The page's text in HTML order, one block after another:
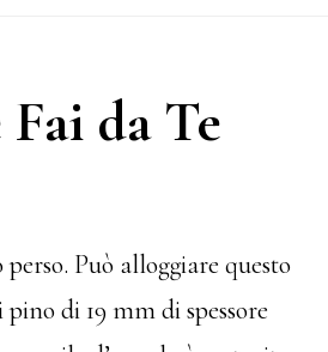
da Te
Può alloggiare questo
di 19 mm di spessore